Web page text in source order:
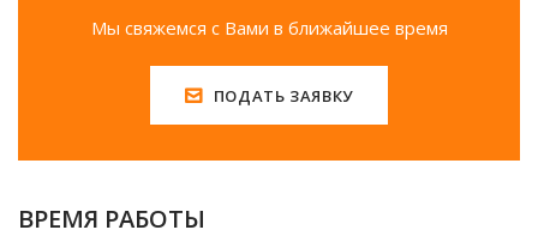
Мы свяжемся с Вами в ближайшее время
ПОДАТЬ ЗАЯВКУ
ВРЕМЯ РАБОТЫ